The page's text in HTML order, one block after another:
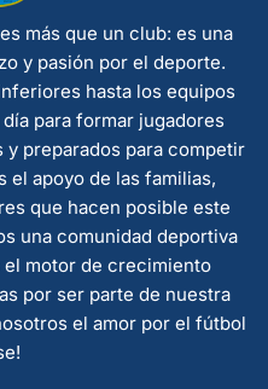
más que un club: es una
y pasión por el deporte.
hasta los equipos
para formar jugadores
preparados para competir
el apoyo de las familias,
que hacen posible este
una comunidad deportiva
motor de crecimiento
por ser parte de nuestra
el amor por el fútbol